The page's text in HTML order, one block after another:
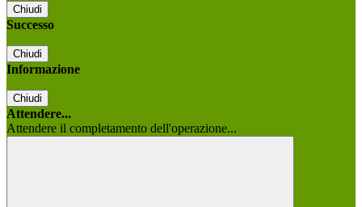
Chiudi
Successo
Chiudi
Informazione
Chiudi
Attendere...
Attendere il completamento dell'operazione...